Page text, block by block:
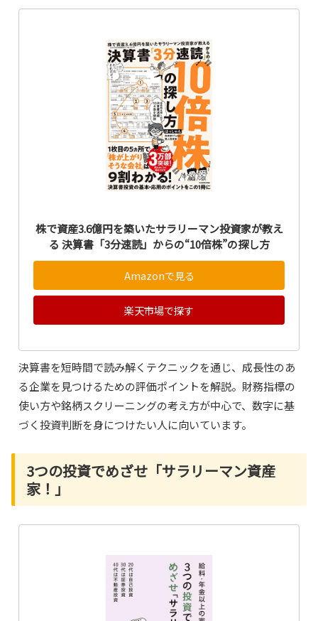
株で資産3.6億円を築いたサラリーマン投資家が教え
る 決算書「3分速読」からの“10倍株”の探し方
Amazonで見る
楽天市場で探す
決算書を短時間で読み解くテクニックを通じ、成長性のあ
る企業を見つけるための評価ポイントを解説。財務指標の
使い方や銘柄スクリーニングの考え方が中心で、数字に基
づく投資判断を身につけたい人に向いています。
3つの投資でめざせ「サラリーマン資産
家！」